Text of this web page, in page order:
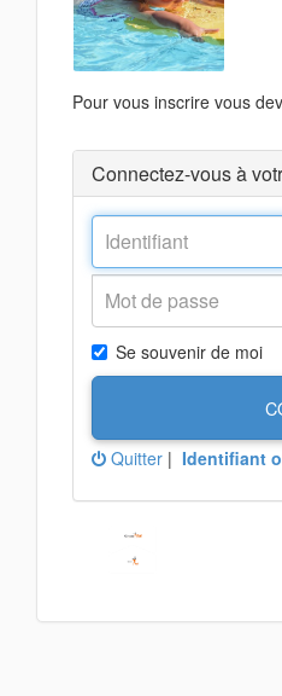
Pour vous inscrire vous
Connectez-vous à
Se souvenir de moi
Quitter | Identifiant